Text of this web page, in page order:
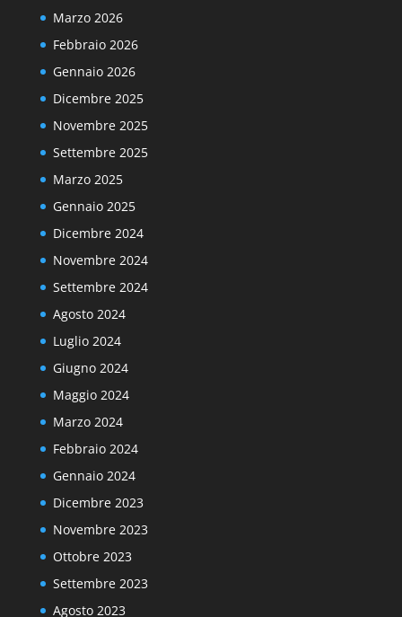
Marzo 2026
Febbraio 2026
Gennaio 2026
Dicembre 2025
Novembre 2025
Settembre 2025
Marzo 2025
Gennaio 2025
Dicembre 2024
Novembre 2024
Settembre 2024
Agosto 2024
Luglio 2024
Giugno 2024
Maggio 2024
Marzo 2024
Febbraio 2024
Gennaio 2024
Dicembre 2023
Novembre 2023
Ottobre 2023
Settembre 2023
Agosto 2023